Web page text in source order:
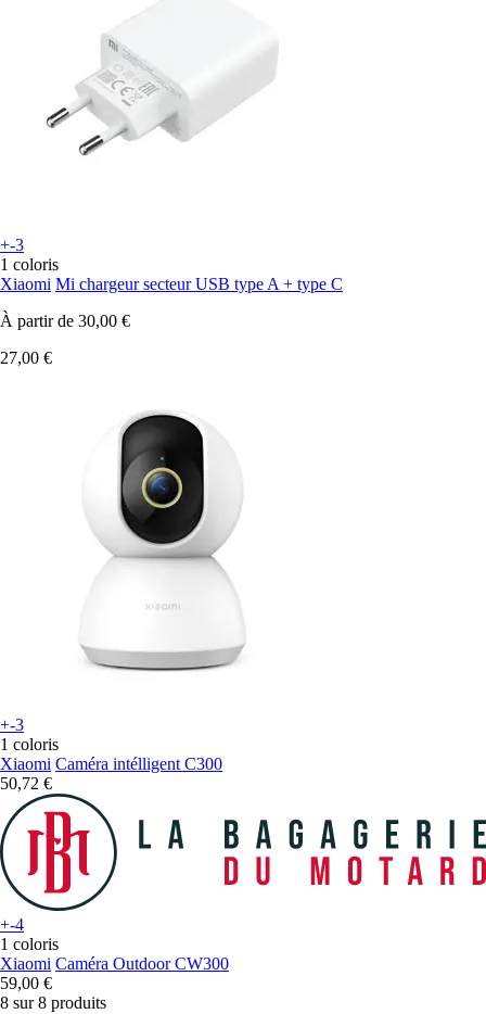
+-3
1 coloris
Xiaomi Mi chargeur secteur USB type A + type C
À partir de 30,00 €
27,00 €
+-3
1 coloris
Xiaomi Caméra intélligent C300
50,72 €
+-4
1 coloris
Xiaomi Caméra Outdoor CW300
59,00 €
8 sur 8 produits